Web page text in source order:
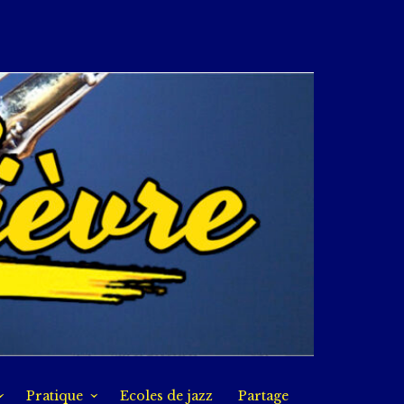
Pratique Ecoles de jazz Partage